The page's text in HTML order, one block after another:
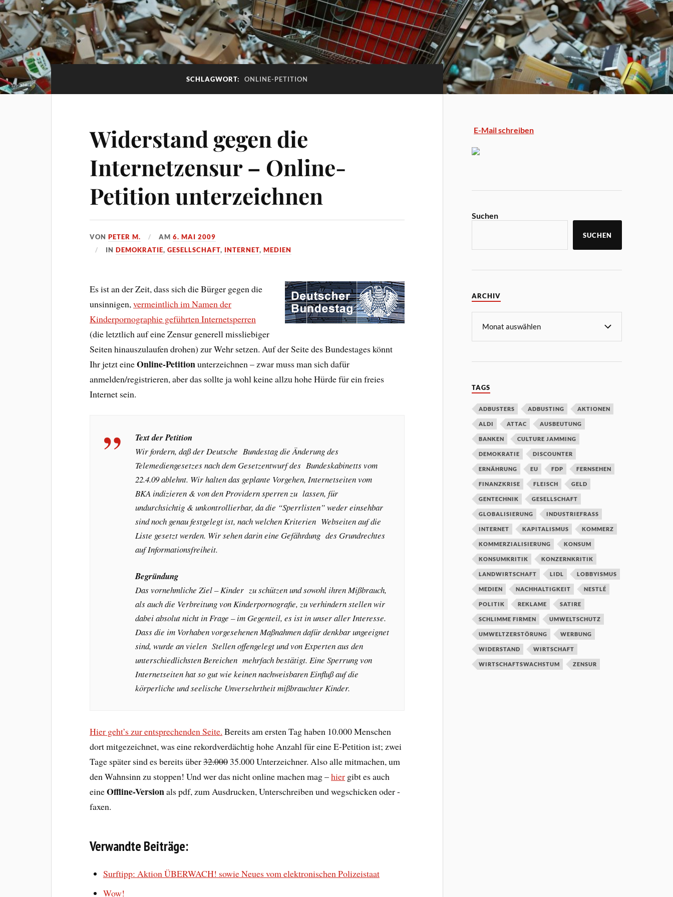
SCHLAGWORT: ONLINE-PETITION
Widerstand gegen die
Internetzensur – Online-
Petition unterzeichnen
VONPETER M. AM6. MAI 2009
INDEMOKRATIE,GESELLSCHAFT, INTERNET,MEDIEN
Es ist an der Zeit, dass sich die Bürger gegen die
unsinnigen,vermeintlich im Namen der
Kinderpornographie geführten Internetsperren
(die letztlich auf eine Zensur generell missliebiger
Seiten hinauszulaufen drohen) zur Wehr setzen. Auf der Seite des Bundestages könnt
Ihr jetzt eineOnline-Petitionunterzeichnen – zwar muss man sich dafür
anmelden/registrieren, aber das sollte ja wohl keine allzu hohe Hürde für ein freies
Internet sein.
Text der Petition
Wir fordern, daß der Deutsche Bundestag die Änderung des
Telemediengesetzes nach dem Gesetzentwurf des Bundeskabinetts vom
22.4.09 ablehnt. Wir halten das geplante Vorgehen, Internetseiten vom
BKA indizieren & von den Providern sperren zu lassen, für
undurchsichtig & unkontrollierbar, da die “Sperrlisten” weder einsehbar
sind noch genau festgelegt ist, nach welchen Kriterien Webseiten auf die
Liste gesetzt werden. Wir sehen darin eine Gefährdung des Grundrechtes
auf Informationsfreiheit.
Begründung
Das vornehmliche Ziel – Kinder zu schützen und sowohl ihren Mißbrauch,
als auch die Verbreitung von Kinderpornografie, zu verhindern stellen wir
dabei absolut nicht in Frage – im Gegenteil, es ist in unser aller Interesse.
Dass die im Vorhaben vorgesehenen Maßnahmen dafür denkbar ungeeignet
sind, wurde an vielen Stellen offengelegt und von Experten aus den
unterschiedlichsten Bereichen mehrfach bestätigt. Eine Sperrung von
Internetseiten hat so gut wie keinen nachweisbaren Einfluß auf die
körperliche und seelische Unversehrtheit mißbrauchter Kinder.
Hier geht’s zur entsprechenden Seite. Bereits am ersten Tag haben 10.000 Menschen
dort mitgezeichnet, was eine rekordverdächtig hohe Anzahl für eine E-Petition ist; zwei
Tage später sind es bereits über32.000 35.000 Unterzeichner. Also alle mitmachen, um
den Wahnsinn zu stoppen! Und wer das nicht online machen mag –hier gibt es auch
eineOffline-Versionals pdf, zum Ausdrucken, Unterschreiben und wegschicken oder -
faxen.
Verwandte Beiträge:
Surftipp: Aktion ÜBERWACH! sowie Neues vom elektronischen Polizeistaat
Wow!
E-Mail schreiben
Suchen
SUCHEN
ARCHIV
TAGS
ADBUSTERS ADBUSTING AKTIONEN
ALDI ATTAC AUSBEUTUNG
BANKEN CULTURE JAMMING
DEMOKRATIE DISCOUNTER
ERNÄHRUNG EU FDP FERNSEHEN
FINANZKRISE FLEISCH GELD
GENTECHNIK GESELLSCHAFT
GLOBALISIERUNG INDUSTRIEFRASS
INTERNET KAPITALISMUS KOMMERZ
KOMMERZIALISIERUNG KONSUM
KONSUMKRITIK KONZERNKRITIK
LANDWIRTSCHAFT LIDL LOBBYISMUS
MEDIEN NACHHALTIGKEIT NESTLÉ
POLITIK REKLAME SATIRE
SCHLIMME FIRMEN UMWELTSCHUTZ
UMWELTZERSTÖRUNG WERBUNG
WIDERSTAND WIRTSCHAFT
WIRTSCHAFTSWACHSTUM ZENSUR